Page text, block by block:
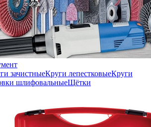
зачистныеКруги лепестковыеКруги
шлифовальныеЩётки